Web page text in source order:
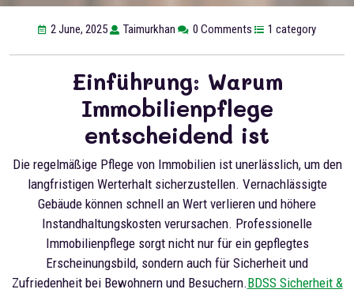
2 June, 2025 Taimurkhan 0 Comments 1 category
Einführung: Warum
Immobilienpflege
entscheidend ist
Die regelmäßige Pflege von Immobilien ist unerlässlich, um den
langfristigen Werterhalt sicherzustellen. Vernachlässigte
Gebäude können schnell an Wert verlieren und höhere
Instandhaltungskosten verursachen. Professionelle
Immobilienpflege sorgt nicht nur für ein gepflegtes
Erscheinungsbild, sondern auch für Sicherheit und
Zufriedenheit bei Bewohnern und Besuchern.BDSS Sicherheit &